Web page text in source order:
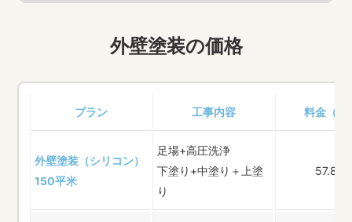
外壁塗装の価格
プラン 工事内容 料金（税
外壁塗装（シリコン）
150平米
足場+高圧洗浄
下塗り+中塗り＋上塗
り
57.8万